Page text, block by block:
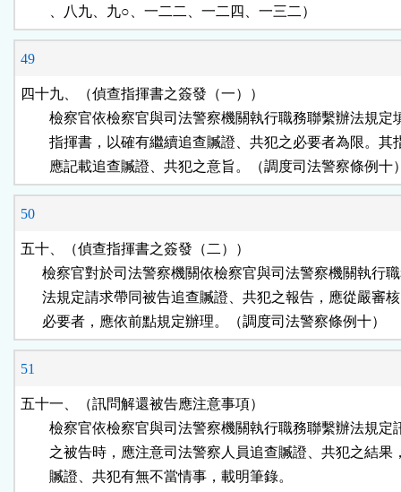
        、八九、九○、一二二、一二四、一三二）
49
四十九、（偵查指揮書之簽發（一））
檢察官依檢察官與司法警察機關執行職務聯繫辦法規定
指揮書，以確有繼續追查贓證、共犯之必要者為限。其
應記載追查贓證、共犯之意旨。（調度司法警察條例十
50
五十、（偵查指揮書之簽發（二））
檢察官對於司法警察機關依檢察官與司法警察機關執行
法規定請求帶同被告追查贓證、共犯之報告，應從嚴審
      必要者，應依前點規定辦理。（調度司法警察條例十）
51
五十一、（訊問解還被告應注意事項）
檢察官依檢察官與司法警察機關執行職務聯繫辦法規定
之被告時，應注意司法警察人員追查贓證、共犯之結果
        贓證、共犯有無不當情事，載明筆錄。